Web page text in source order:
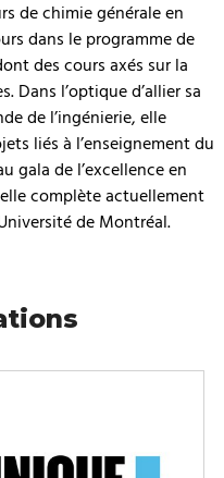
de chimie générale en
dans le programme de
des cours axés sur la
Dans l’optique d’allier sa
de l’ingénierie, elle
liés à l’enseignement du
gala de l’excellence en
complète actuellement
de Montréal.